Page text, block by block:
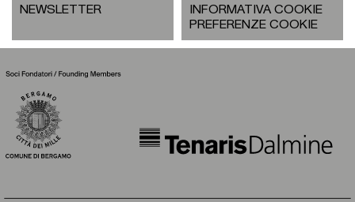
NEWSLETTER
INFORMATIVA COOKIE
PREFERENZE COOKIE